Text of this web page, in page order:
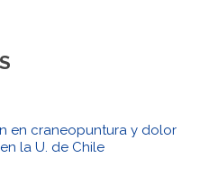
en craneopuntura y dolor
la U. de Chile